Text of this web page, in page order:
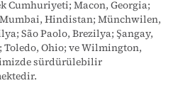
Cumhuriyeti; Macon, Georgia;
Hindistan; Münchwilen,
São Paolo, Brezilya; Şangay,
Toledo, Ohio; ve Wilmington,
sürdürülebilir